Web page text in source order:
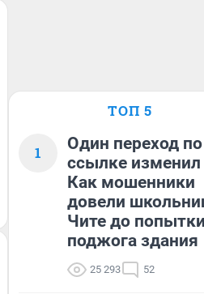
ТОП 5
1
Один переход по
ссылке изменил
Как мошенники
довели
Чите до попытки
поджога здания
25 293 52